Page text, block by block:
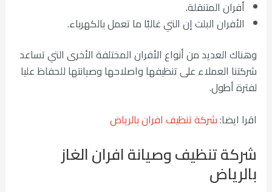
أفران المتنقلة.
الأفران البلت إن التي غالبًا ما تعمل بالكهرباء.
وهناك العديد من أنواع الأفران المختلفة الأخرى التي تساعد
شركتنا العملاء على تنظيفها واصلاحها وصيانتها للحفاظ عليا
لفترة أطول.
اقرا ايضا:شركة تنظيف افران بالرياض
شركة تنظيف وصيانة افران الغاز
بالرياض